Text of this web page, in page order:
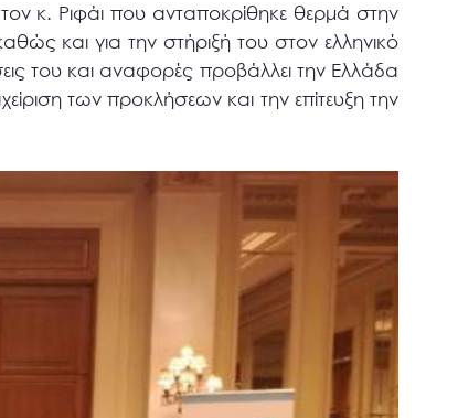
κ. Ριφάι που ανταποκρίθηκε θερμά στην
και για την στήριξή του στον ελληνικό
του και αναφορές προβάλλει την Ελλάδα
των προκλήσεων και την επίτευξη την